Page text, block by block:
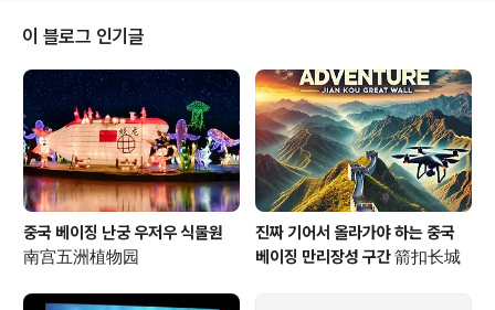
라 등록절차를 완성하고 등록관리부문의 조사 확인을 거쳐 투자운용이 ≪방법
≫의 규정에 부합할 것 (3) 투자한 중소첨단기술기업의 종업원수가 500명 이
하, 연 ..
이 블로그 인기글
중국 베이징 난궁 우저우 식물원
南宫五洲植物园
진짜 기어서 올라가야 하는 중국
베이징 만리장성 구간 箭扣长城